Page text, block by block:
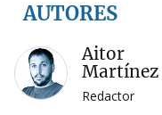
AUTORES
Aitor
Martínez
Redactor